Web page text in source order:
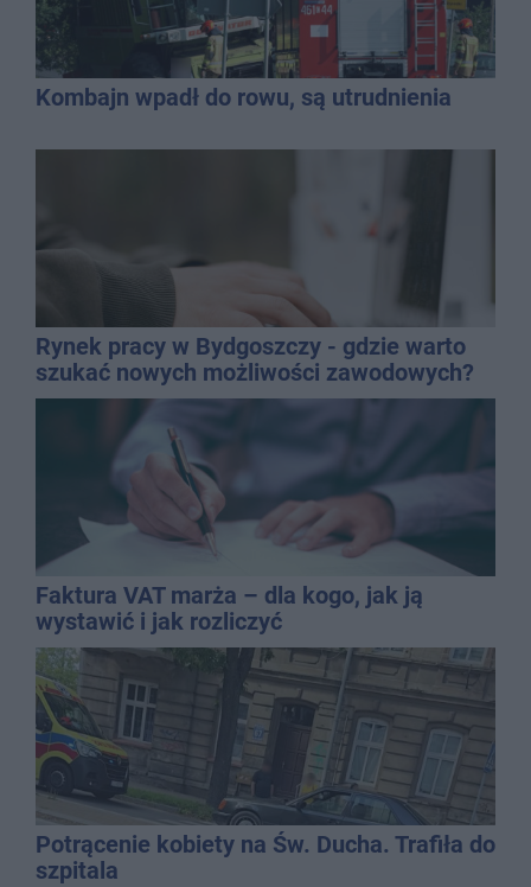
Kombajn wpadł do rowu, są utrudnienia
Rynek pracy w Bydgoszczy - gdzie warto
szukać nowych możliwości zawodowych?
Faktura VAT marża – dla kogo, jak ją
wystawić i jak rozliczyć
Potrącenie kobiety na Św. Ducha. Trafiła do
szpitala